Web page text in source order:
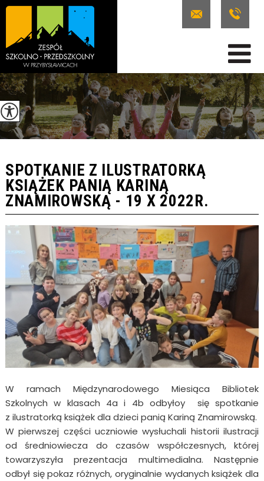
SPOTKANIE Z ILUSTRATORKĄ
KSIĄŻEK PANIĄ KARINĄ
ZNAMIROWSKĄ - 19 X 2022R.
W ramach Międzynarodowego Miesiąca Bibliotek
Szkolnych w klasach 4a i 4b odbyłoy się spotkanie
z ilustratorką książek dla dzieci panią Kariną Znamirowską.
W pierwszej części uczniowie wysłuchali historii ilustracji
od średniowiecza do czasów współczesnych, której
towarzyszyła prezentacja multimedialna. Następnie
odbył się pokaz różnych, oryginalnie wydanych książek dla